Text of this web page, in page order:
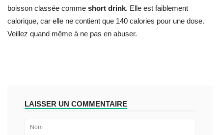
boisson classée comme short drink. Elle est faiblement
calorique, car elle ne contient que 140 calories pour une dose.
Veillez quand même à ne pas en abuser.
LAISSER UN COMMENTAIRE